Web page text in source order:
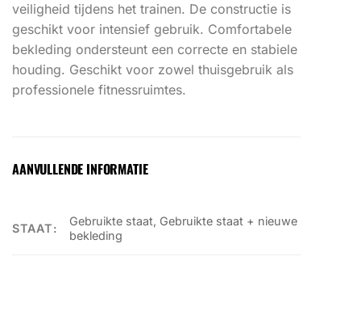
veiligheid tijdens het trainen. De constructie is
geschikt voor intensief gebruik. Comfortabele
bekleding ondersteunt een correcte en stabiele
houding. Geschikt voor zowel thuisgebruik als
professionele fitnessruimtes.
AANVULLENDE INFORMATIE
STAAT:
Gebruikte staat, Gebruikte staat + nieuwe
bekleding